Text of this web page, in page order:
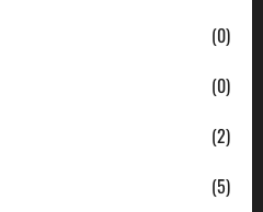
(0)
(0)
(2)
(5)